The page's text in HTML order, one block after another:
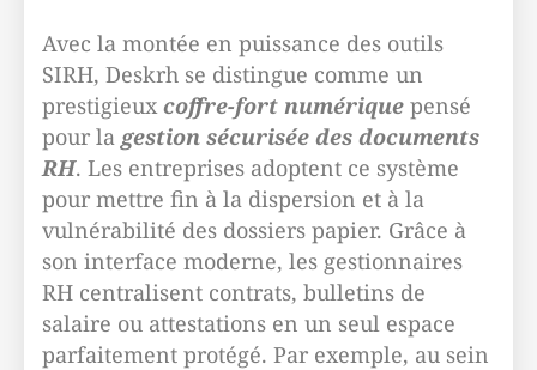
Avec la montée en puissance des outils
SIRH, Deskrh se distingue comme un
prestigieuxcoffre-fort numérique pensé
pour la gestion sécurisée des documents
RH. Les entreprises adoptent ce système
pour mettre fin à la dispersion et à la
vulnérabilité des dossiers papier. Grâce à
son interface moderne, les gestionnaires
RH centralisent contrats, bulletins de
salaire ou attestations en un seul espace
parfaitement protégé. Par exemple, au sein